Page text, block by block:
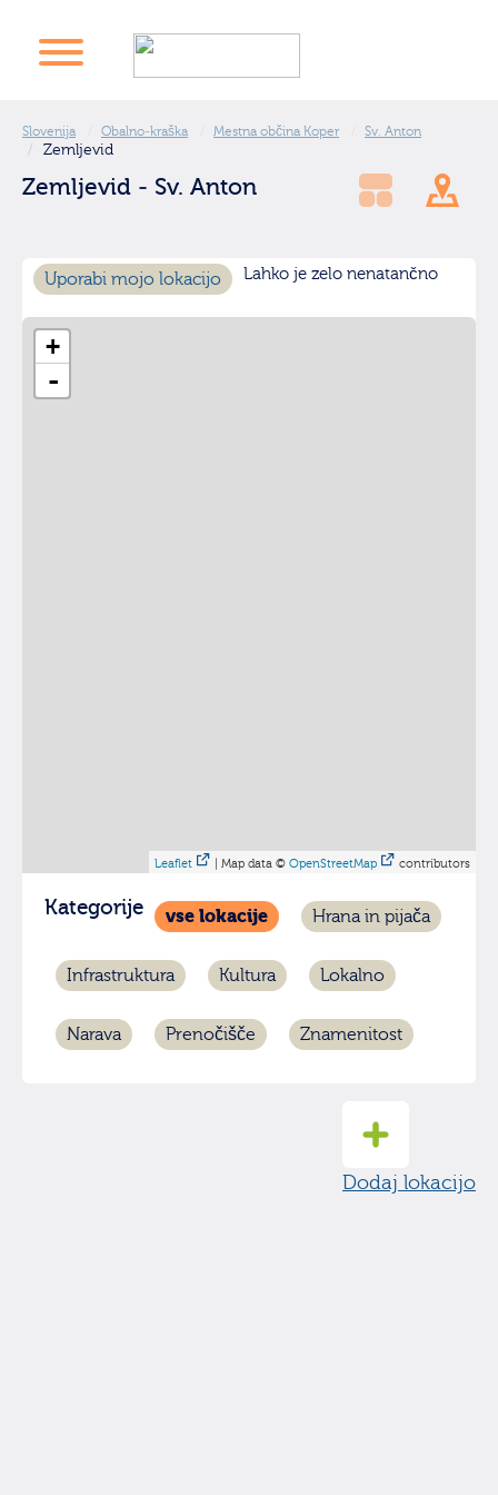
Slovenija Obalno-kraška Mestna občina Koper Sv. Anton
Zemljevid
Zemljevid - Sv. Anton
Uporabi mojo lokacijo Lahko je zelo nenatančno
+
-
Leaflet | Map data © OpenStreetMap contributors
Kategorije vse lokacije Hrana in pijača
Infrastruktura Kultura Lokalno
Narava Prenočišče Znamenitost
Dodaj lokacijo